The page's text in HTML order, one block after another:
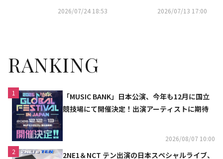
2026/07/24 18:53
に！「Kstyle PARTY 2026」DA
2026/07/13 17:00
RANKING
1
「MUSIC BANK」日本公演、今年も12月に国立
競技場にて開催決定！出演アーティストに期待
2026/08/07 10:00
2
2NE1＆NCT テン出演の日本スペシャルライブ、